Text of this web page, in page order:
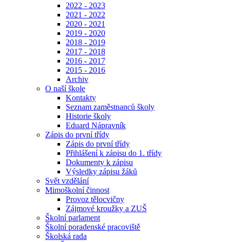
2022 - 2023
2021 - 2022
2020 - 2021
2019 - 2020
2018 - 2019
2017 - 2018
2016 - 2017
2015 - 2016
Archiv
O naší škole
Kontakty
Seznam zaměstnanců školy
Historie školy
Eduard Nápravník
Zápis do první třídy
Zápis do první třídy
Přihlášení k zápisu do 1. třídy
Dokumenty k zápisu
Výsledky zápisu žáků
Svět vzdělání
Mimoškolní činnost
Provoz tělocvičny
Zájmové kroužky a ZUŠ
Školní parlament
Školní poradenské pracoviště
Školská rada